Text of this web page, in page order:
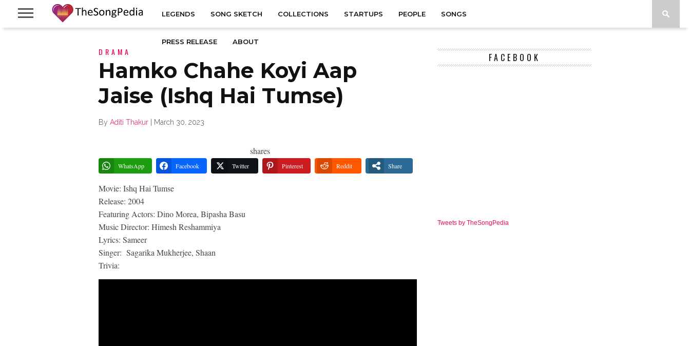
LEGENDS SONG SKETCH COLLECTIONS STARTUPS PEOPLE SONGS
PRESS RELEASE ABOUT
DRAMA
Hamko Chahe Koyi Aap
Jaise (Ishq Hai Tumse)
By Aditi Thakur March 30, 2023
shares
WhatsApp Facebook Twitter Pinterest Reddit Share
Movie: Ishq Hai Tumse
Release: 2004
Featuring Actors: Dino Morea, Bipasha Basu
Music Director: Himesh Reshammiya
Lyrics: Sameer
Singer: Sagarika Mukherjee, Shaan
Trivia:
FACEBOOK
Tweets by TheSongPedia